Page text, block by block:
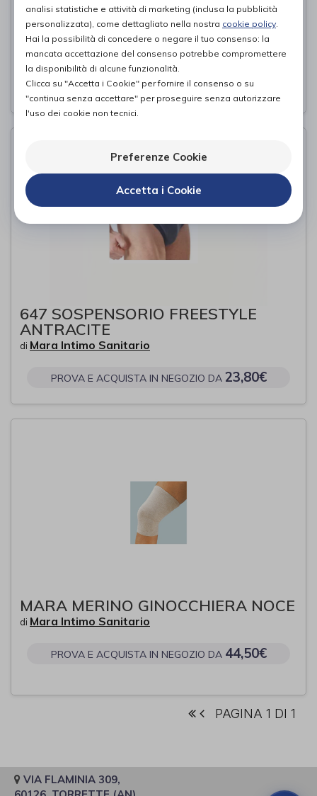
Fascia Toracica Post Operatoria
Bianca 80 cm
diMara Intimo Sanitario
PROVA E ACQUISTA IN NEGOZIO DA39,90€
647 SOSPENSORIO FREESTYLE
ANTRACITE
di Mara Intimo Sanitario
PROVA E ACQUISTA IN NEGOZIO DA 23,80€
MARA MERINO GINOCCHIERA NOCE
di Mara Intimo Sanitario
PROVA E ACQUISTA IN NEGOZIO DA 44,50€
PAGINA 1 DI 1
VIA FLAMINIA 309,
analisi statistiche e attività di marketing (inclusa la pubblicità
personalizzata), come dettagliato nella nostra cookie policy.
Hai la possibilità di concedere o negare il tuo consenso: la
mancata accettazione del consenso potrebbe compromettere
la disponibilità di alcune funzionalità.
Clicca su "Accetta i Cookie" per fornire il consenso o su
"continua senza accettare" per proseguire senza autorizzare
l'uso dei cookie non tecnici.
Preferenze Cookie
Accetta i Cookie